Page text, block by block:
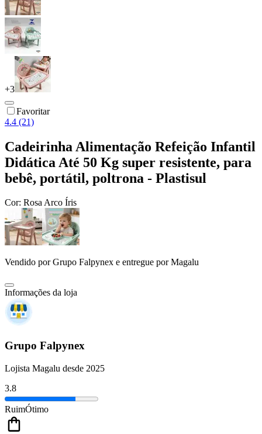
+3
Favoritar
4.4 (21)
Cadeirinha Alimentação Refeição Infantil
Didática Até 50 Kg super resistente, para
bebê, portátil, poltrona - Plastisul
Cor: Rosa Arco Íris
Vendido porGrupo Falpynex e entregue por Magalu
Informações da loja
Grupo Falpynex
Lojista Magalu desde 2025
3.8
RuimÓtimo